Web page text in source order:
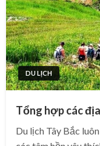
DU LỊCH
Tổng hợp các
Du lịch Tây Bắc